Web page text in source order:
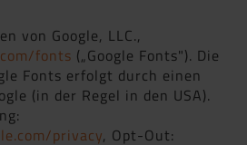
von Google, LLC.,
fonts („Google Fonts"). Die
Fonts erfolgt durch einen
(in der Regel in den USA).
privacy, Opt-Out: